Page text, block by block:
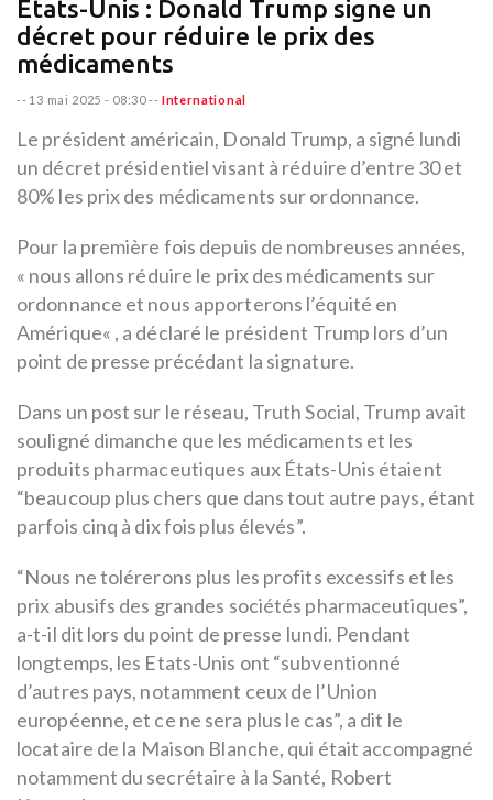
États-Unis : Donald Trump signe un
décret pour réduire le prix des
médicaments
-- 13 mai 2025 - 08:30-- International
Le président américain, Donald Trump, a signé lundi
un décret présidentiel visant à réduire d’entre 30 et
80% les prix des médicaments sur ordonnance.
Pour la première fois depuis de nombreuses années,
« nous allons réduire le prix des médicaments sur
ordonnance et nous apporterons l’équité en
Amérique« , a déclaré le président Trump lors d’un
point de presse précédant la signature.
Dans un post sur le réseau, Truth Social, Trump avait
souligné dimanche que les médicaments et les
produits pharmaceutiques aux États-Unis étaient
“beaucoup plus chers que dans tout autre pays, étant
parfois cinq à dix fois plus élevés”.
“Nous ne tolérerons plus les profits excessifs et les
prix abusifs des grandes sociétés pharmaceutiques”,
a-t-il dit lors du point de presse lundi. Pendant
longtemps, les Etats-Unis ont “subventionné
d’autres pays, notamment ceux de l’Union
européenne, et ce ne sera plus le cas”, a dit le
locataire de la Maison Blanche, qui était accompagné
notamment du secrétaire à la Santé, Robert